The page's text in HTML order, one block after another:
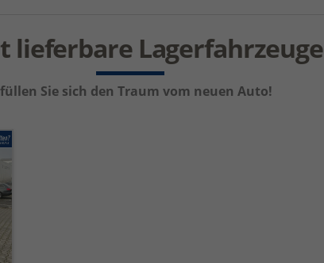
lieferbare Lagerfahrzeuge
Sie sich den Traum vom neuen Auto!